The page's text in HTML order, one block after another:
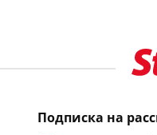
Подписка на